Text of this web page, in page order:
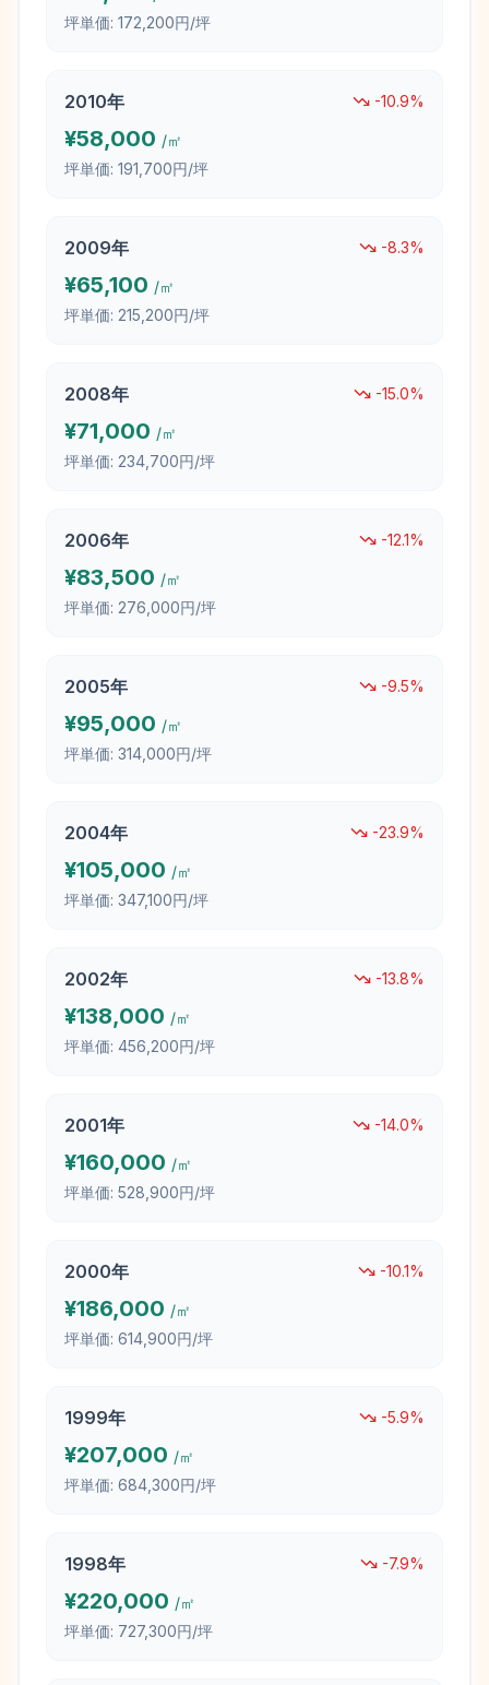
坪単価: 172,200円/坪
2010年 -10.9%
¥58,000 /㎡
坪単価: 191,700円/坪
2009年 -8.3%
¥65,100 /㎡
坪単価: 215,200円/坪
2008年 -15.0%
¥71,000 /㎡
坪単価: 234,700円/坪
2006年 -12.1%
¥83,500 /㎡
坪単価: 276,000円/坪
2005年 -9.5%
¥95,000 /㎡
坪単価: 314,000円/坪
2004年 -23.9%
¥105,000 /㎡
坪単価: 347,100円/坪
2002年 -13.8%
¥138,000 /㎡
坪単価: 456,200円/坪
2001年 -14.0%
¥160,000 /㎡
坪単価: 528,900円/坪
2000年 -10.1%
¥186,000 /㎡
坪単価: 614,900円/坪
1999年 -5.9%
¥207,000 /㎡
坪単価: 684,300円/坪
1998年 -7.9%
¥220,000 /㎡
坪単価: 727,300円/坪